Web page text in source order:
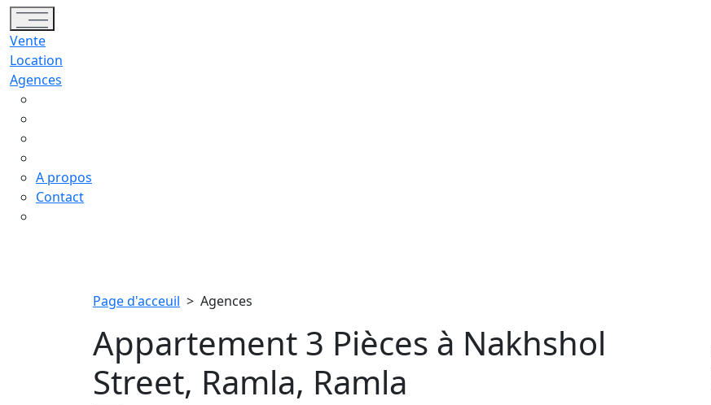
Toggle navigation
Vente
Location
Agences
A propos
Contact
Page d'acceuil > Agences
Appartement 3 Pièces à Nakhshol
Street, Ramla, Ramla